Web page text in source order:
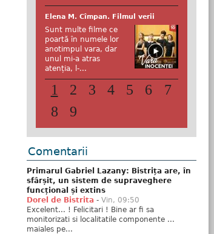
Elena M. Cîmpan. Filmul verii
Sunt multe filme ce
poartă în numele lor
anotimpul vara, dar
unul mi-a atras
atenția, l-...
1 2 3 4 5 6
7
8
9
Comentarii
Primarul Gabriel Lazany: Bistrița are, în
sfârșit, un sistem de supraveghere
funcțional și extins
Dorel de Bistrita - Vin, 09:50
Excelent... ! Felicitari ! Bine ar fi sa
monitorizati si localitatile componente ...
maiales pe...